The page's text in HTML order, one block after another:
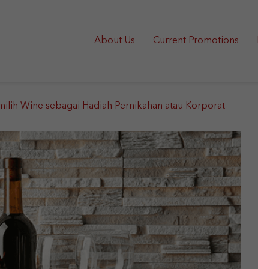
About Us Current Promotions
Wine sebagai Hadiah Pernikahan atau Korporat